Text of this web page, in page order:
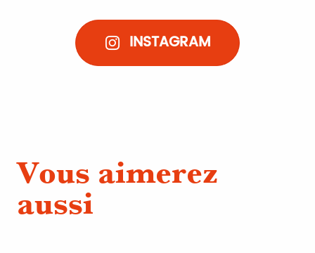
INSTAGRAM
Vous aimerez
aussi